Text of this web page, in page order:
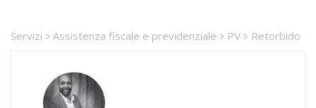
Servizi Assistenza fiscale e previdenziale PV Retorbido